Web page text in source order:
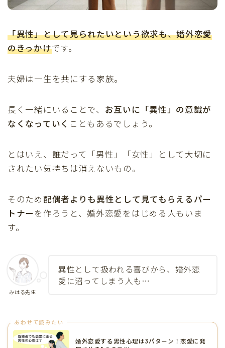
「異性」として見られたいという欲求も、婚外恋愛
のきっかけです。
夫婦は一生を共にする家族。
長く一緒にいることで、 お互いに「異性」の意識が
なくなっていく こともあるでしょう。
とはいえ、誰だって「男性」「女性」として大切に
されたい気持ちは消えないもの。
そのため配偶者よりも異性として見てもらえるパー
トナー を作ろうと、婚外恋愛をはじめる人もいま
す。
みはる先生
異性として扱われる喜びから、婚外恋
愛に沼ってしまう人も…
あわせて読みたい
婚外恋愛する男性心理は3パターン！恋愛に発